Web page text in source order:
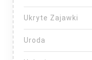
Ukryte Zajawki
Uroda